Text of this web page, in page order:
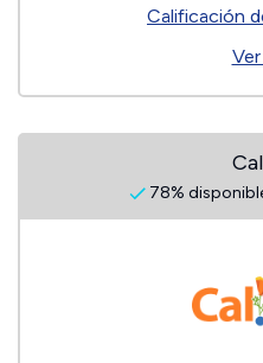
Calificación
78%